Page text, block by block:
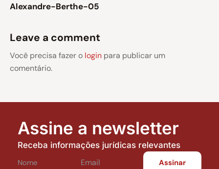
Alexandre-Berthe-05
Leave a comment
Você precisa fazer o login para publicar um
comentário.
Assine a newsletter
Receba informações jurídicas relevantes